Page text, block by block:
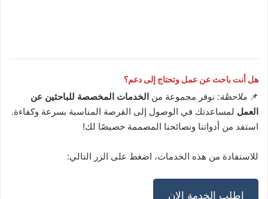
هل أنت باحث عن عمل وتحتاج إلى دعم؟
📌 ملاحظة: نوفر مجموعة من الخدمات المخصصة للباحثين عن
العمل لمساعدتك في الوصول إلى الفرصة المناسبة بسرعة وكفاءة.
استفد من أدواتنا ونصائحنا المصممة خصيصًا لك!
للاستفادة من هذه الخدمات، اضغط على الزر التالي:
اطلب الخدمة الان